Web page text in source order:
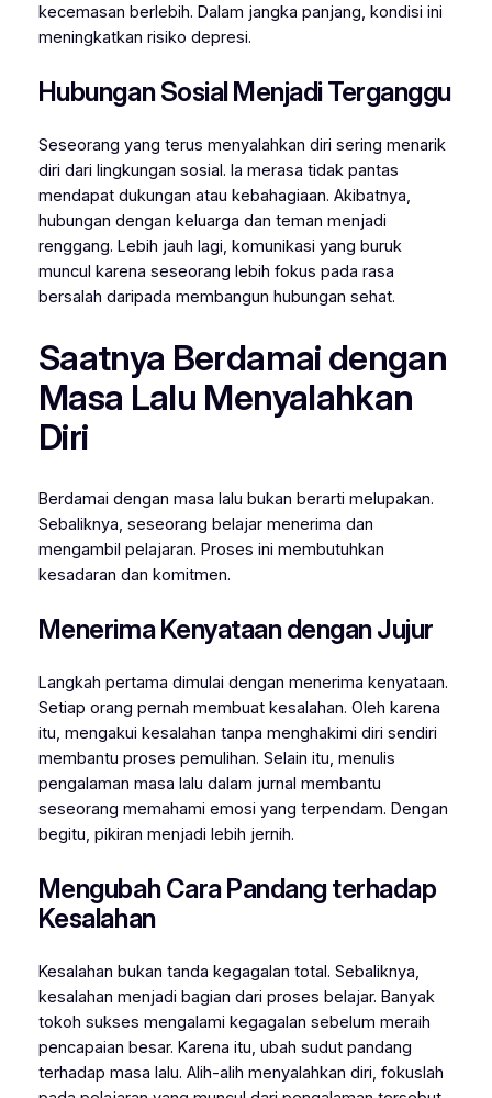
kecemasan berlebih. Dalam jangka panjang, kondisi ini
meningkatkan risiko depresi.
Hubungan Sosial Menjadi Terganggu
Seseorang yang terus menyalahkan diri sering menarik
diri dari lingkungan sosial. Ia merasa tidak pantas
mendapat dukungan atau kebahagiaan. Akibatnya,
hubungan dengan keluarga dan teman menjadi
renggang. Lebih jauh lagi, komunikasi yang buruk
muncul karena seseorang lebih fokus pada rasa
bersalah daripada membangun hubungan sehat.
Saatnya Berdamai dengan
Masa Lalu Menyalahkan
Diri
Berdamai dengan masa lalu bukan berarti melupakan.
Sebaliknya, seseorang belajar menerima dan
mengambil pelajaran. Proses ini membutuhkan
kesadaran dan komitmen.
Menerima Kenyataan dengan Jujur
Langkah pertama dimulai dengan menerima kenyataan.
Setiap orang pernah membuat kesalahan. Oleh karena
itu, mengakui kesalahan tanpa menghakimi diri sendiri
membantu proses pemulihan. Selain itu, menulis
pengalaman masa lalu dalam jurnal membantu
seseorang memahami emosi yang terpendam. Dengan
begitu, pikiran menjadi lebih jernih.
Mengubah Cara Pandang terhadap
Kesalahan
Kesalahan bukan tanda kegagalan total. Sebaliknya,
kesalahan menjadi bagian dari proses belajar. Banyak
tokoh sukses mengalami kegagalan sebelum meraih
pencapaian besar. Karena itu, ubah sudut pandang
terhadap masa lalu. Alih-alih menyalahkan diri, fokuslah